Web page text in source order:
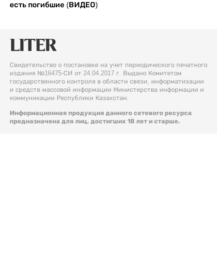
есть погибшие (ВИДЕО)
Свидетельство о постановке на учет периодического печатного
издания №16475-СИ от 24.04.2017 г. Выдано Комитетом
государственного контроля в области связи, информатизации
и средств массовой информации Министерства информации и
коммуникации Республики Казахстан.
Информационная продукция данного сетевого ресурса
предназначена для лиц, достигших 18 лет и старше.